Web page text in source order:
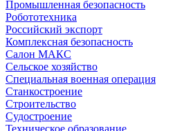
Промышленная безопасность
Робототехника
Российский экспорт
Комплексная безопасность
Салон МАКС
Сельское хозяйство
Специальная военная операция
Станкостроение
Строительство
Судостроение
Техническое образование